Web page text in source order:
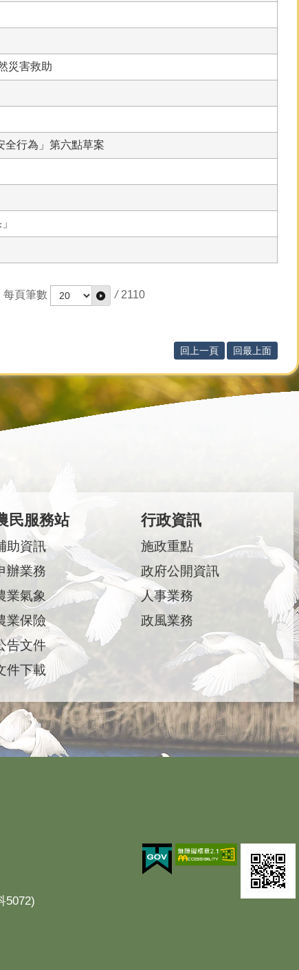
災害救助
全行為」第六點草案
每頁筆數 / 2110
回上一頁 回最上面
民服務站
助資訊
辦業務
業氣象
業保險
告文件
件下載
行政資訊
施政重點
政府公開資訊
人事業務
政風業務
5072)